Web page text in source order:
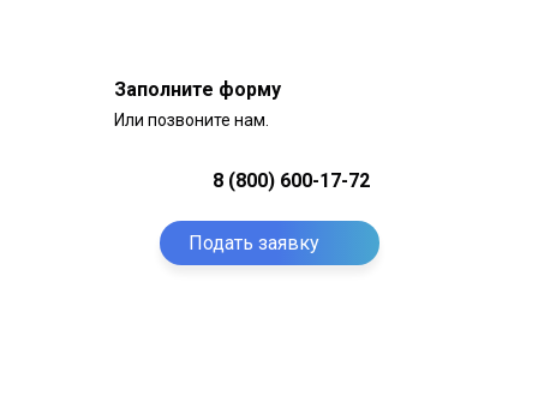
Заполните форму
Или позвоните нам.
8 (800) 600-17-72
Подать заявку